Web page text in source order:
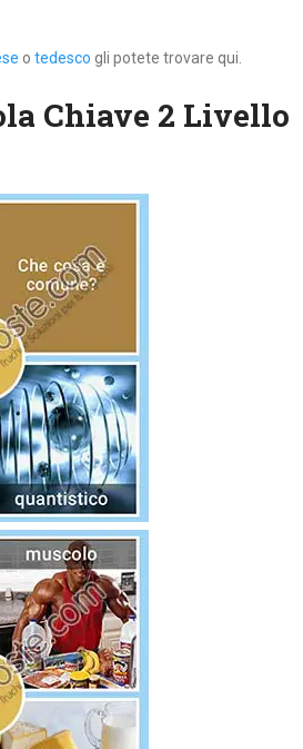
o tedesco gli potete trovare qui.
Chiave 2 Livello